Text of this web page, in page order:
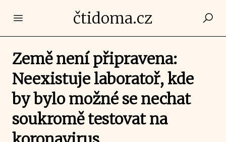
Open main menučtidoma.cz
Země není připravena:
Neexistuje laboratoř, kde
by bylo možné se nechat
soukromě testovat na